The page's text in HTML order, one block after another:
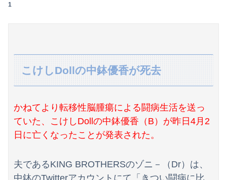
【日向坂46】まさかの楽曲も披露！『三期生LIVE』愛知公演のレポがこちら
京大病院、手術ミスで50代女性患者を「植物状態」に 脳腫瘍摘出手術で腫瘍の無い部位を摘出してしまう
1
こけしDollの中鉢優香が死去
かねてより転移性脳腫瘍による闘病生活を送っ
ていた、こけしDollの中鉢優香（B）が昨日4月2
日に亡くなったことが発表された。
夫であるKING BROTHERSのゾニ－（Dr）は、